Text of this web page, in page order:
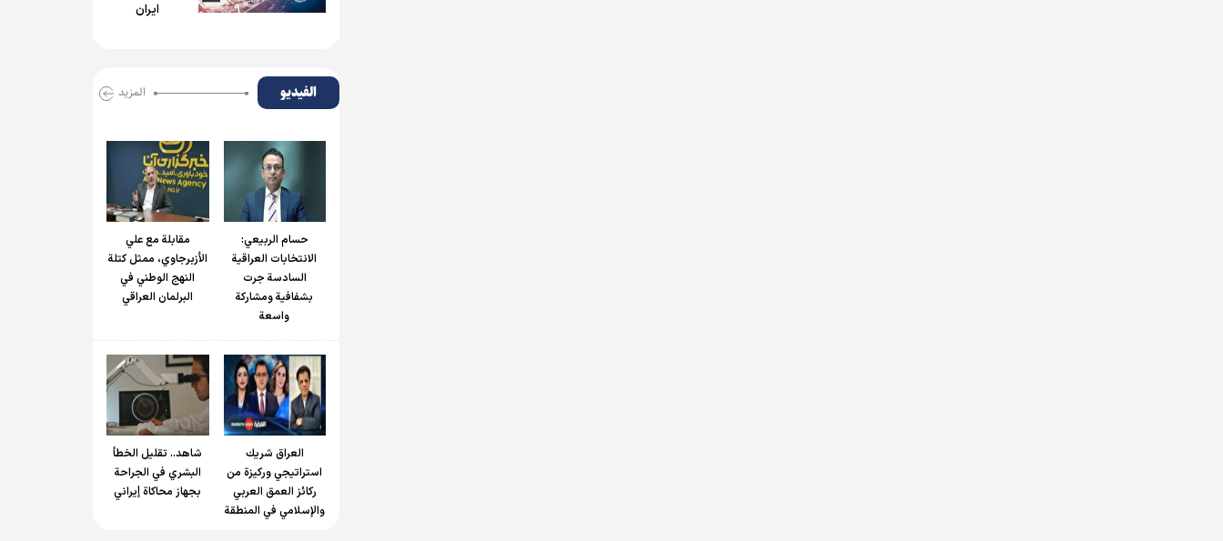
ايران
الفیدیو المزید
حسام الربیعي:
الانتخابات العراقية
السادسة جرت
بشفافية ومشاركة
واسعة
مقابلة مع علي
الأزبرجاوي، ممثل كتلة
النهج الوطني في
البرلمان العراقي
العراق شريك
استراتيجي وركيزة من
ركائز العمق العربي
والإسلامي في المنطقة
شاهد.. تقليل الخطأ
البشري في الجراحة
بجهاز محاكاة إيراني